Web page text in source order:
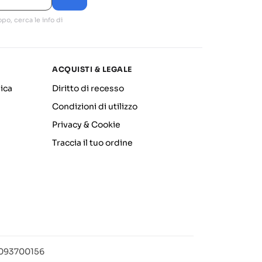
cerca le info di
ACQUISTI & LEGALE
Diritto di recesso
Condizioni di utilizzo
Privacy & Cookie
Traccia il tuo ordine